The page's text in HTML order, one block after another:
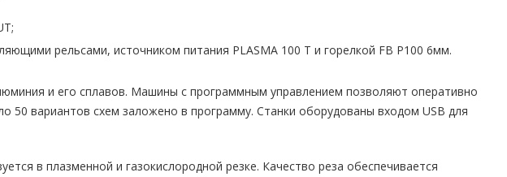
рельсами, источником питания PLASMA 100 T и горелкой FB P100 6мм.
и его сплавов. Машины с программным управлением позволяют оперативно
50 вариантов схем заложено в программу. Станки оборудованы входом USB для
в плазменной и газокислородной резке. Качество реза обеспечивается